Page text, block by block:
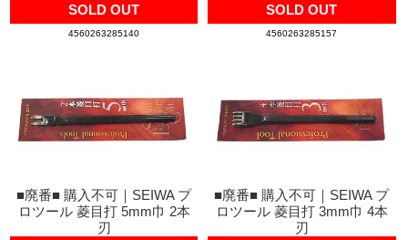
SOLD OUT
4560263285140
SOLD OUT
4560263285157
■廃番■ 購入不可｜SEIWA プ
ロツール 菱目打 5mm巾 2本
刃
■廃番■ 購入不可｜SEIWA プ
ロツール 菱目打 3mm巾 4本
刃